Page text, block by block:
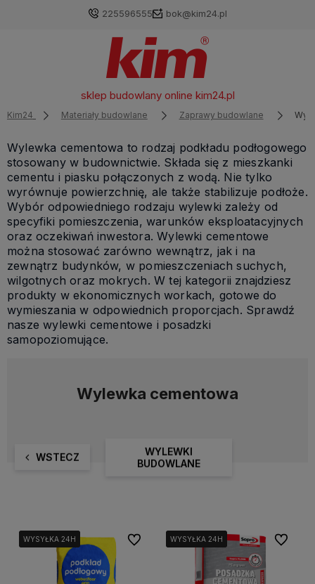
225596555 bok@kim24.pl
sklep budowlany online kim24.pl
Kim24 Materiały budowlane Zaprawy budowlane
Wylewka cementowa to rodzaj podkładu podłogowego
stosowany w budownictwie. Składa się z mieszkanki
cementu i piasku połączonych z wodą. Nie tylko
wyrównuje powierzchnię, ale także stabilizuje podłoże.
Wybór odpowiedniego rodzaju wylewki zależy od
specyfiki pomieszczenia, warunków eksploatacyjnych
oraz oczekiwań inwestora. Wylewki cementowe
można stosować zarówno wewnątrz, jak i na
zewnątrz budynków, w pomieszczeniach suchych,
wilgotnych oraz mokrych. W tej kategorii znajdziesz
produkty w ekonomicznych workach, gotowe do
wymieszania w odpowiednich proporcjach. Sprawdź
nasze wylewki cementowe i posadzki
samopoziomujące.
Wylewka cementowa
WSTECZ
WYLEWKI
BUDOWLANE
WYSYŁKA 24H
WYSYŁKA 24H
WYSYŁKA 24H Do ulubionychWYSYŁKA 24H
WYSYŁKA 24H
WYSYŁKA 24H Do